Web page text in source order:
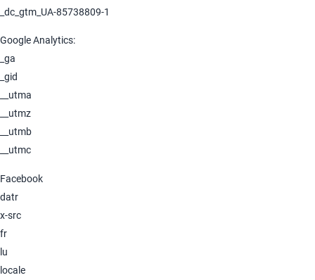
_dc_gtm_UA-85738809-1
Google Analytics:
_ga
_gid
__utma
__utmz
__utmb
__utmc
Facebook
datr
x-src
fr
lu
locale